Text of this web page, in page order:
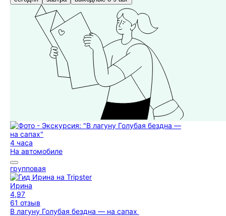
4 часа
На автомобиле
групповая
Ирина
4,97
61 отзыв
В лагуну Голубая бездна — на сапах